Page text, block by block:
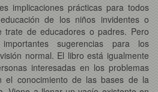
implicaciones prácticas para todos
de los niños invidentes o
trate de educadores o padres. Pero
sugerencias para los
normal. El libro está igualmente
interesadas en los problemas
el conocimiento de las bases de la